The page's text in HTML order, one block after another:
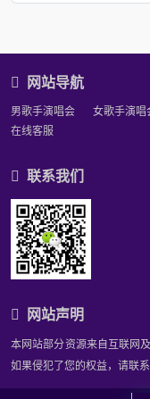
网站导航
男歌手演唱会 女歌手演唱
在线客服
联系我们
网站声明
本网站部分资源来自互联网
如果侵犯了您的权益，请联系
沪ICP备